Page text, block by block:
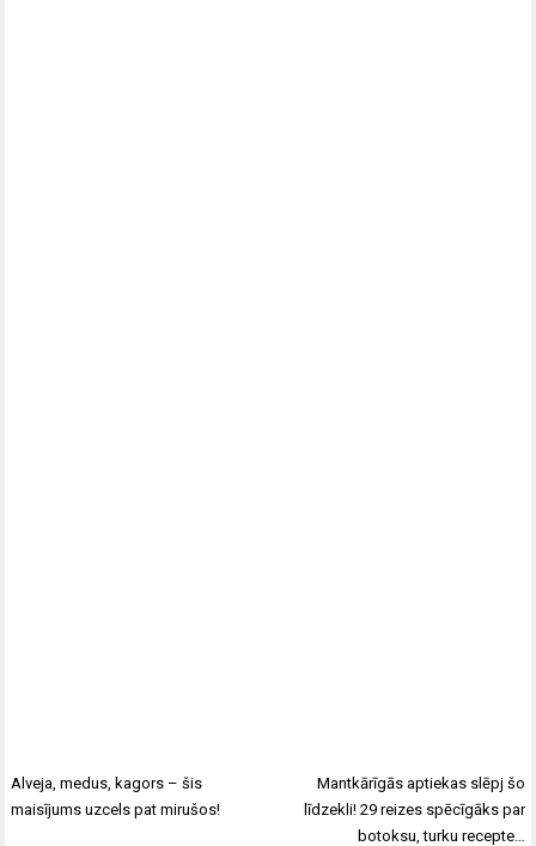
Alveja, medus, kagors – šis
maisījums uzcels pat mirušos!
Mantkārīgās aptiekas slēpj šo
līdzekli! 29 reizes spēcīgāks par
botoksu, turku recepte…